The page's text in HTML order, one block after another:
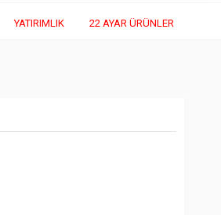
YATIRIMLIK 22 AYAR ÜRÜNLER